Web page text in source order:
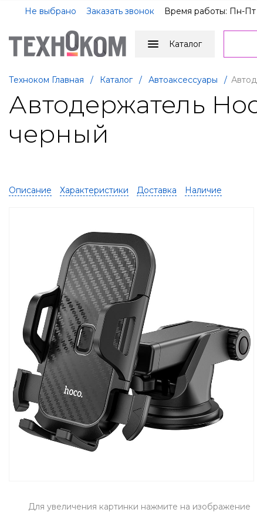
Не выбрано Заказать звонок Время работы: Пн-Пт
Каталог
Техноком Главная / Каталог / Автоаксессуары /
Автодержатель
черный
Описание Характеристики Доставка Наличие
Для увеличения картинки нажмите на изображение